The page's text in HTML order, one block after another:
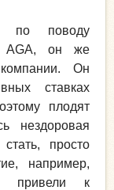
по поводу
AGA, он же
Он
ставках
плодят
нездоровая
просто
например,
привели к